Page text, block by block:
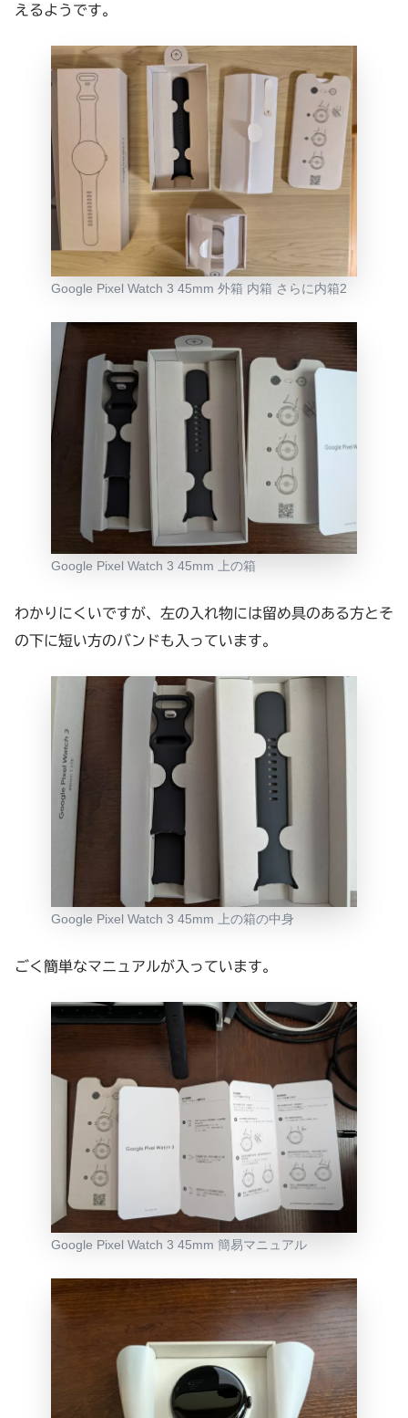
えるようです。
Google Pixel Watch 3 45mm 外箱 内箱 さらに内箱2
Google Pixel Watch 3 45mm 上の箱
わかりにくいですが、左の入れ物には留め具のある方とそ
の下に短い方のバンドも入っています。
Google Pixel Watch 3 45mm 上の箱の中身
ごく簡単なマニュアルが入っています。
Google Pixel Watch 3 45mm 簡易マニュアル